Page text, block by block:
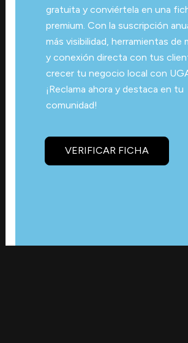
gratuita y conviértela en una
premium. Con la suscripción
más visibilidad, herramientas de
y conexión directa con tus
crecer tu negocio local con
¡Reclama ahora y destaca en tu
comunidad!
VERIFICAR FICHA